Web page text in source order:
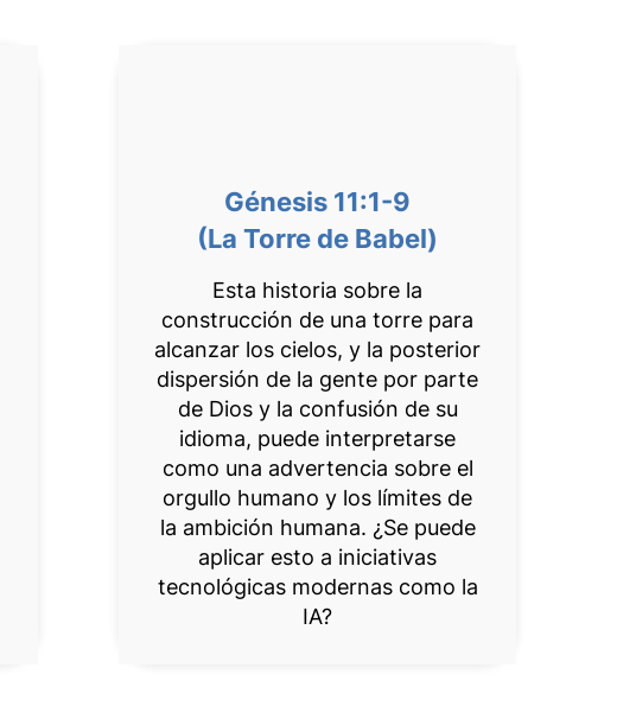
Génesis 11:1-9
(La Torre de Babel)
Esta historia sobre la
construcción de una torre para
alcanzar los cielos, y la posterior
dispersión de la gente por parte
de Dios y la confusión de su
idioma, puede interpretarse
como una advertencia sobre el
orgullo humano y los límites de
la ambición humana. ¿Se puede
aplicar esto a iniciativas
tecnológicas modernas como la
IA?